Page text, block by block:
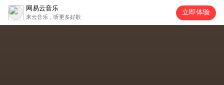
网易云音乐
来云音乐，听更多好歌
立即体验